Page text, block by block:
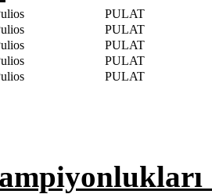
PULAT
PULAT
PULAT
PULAT
PULAT